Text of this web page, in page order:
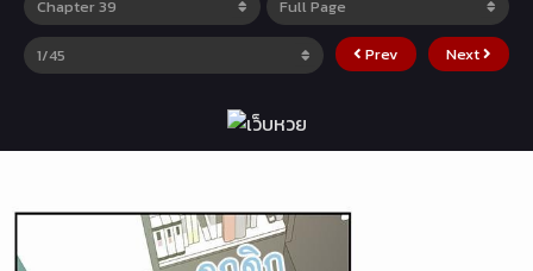
Prev Next